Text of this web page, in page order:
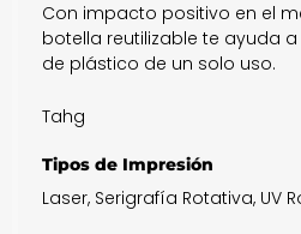
Con impacto positivo en el
botella reutilizable te ayuda
de plástico de un solo uso.
Tahg
Tipos de Impresión
Laser, Serigrafía Rotativa, UV